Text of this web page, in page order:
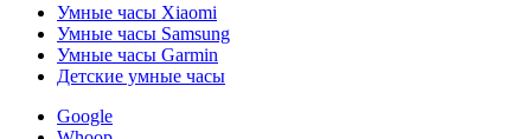
Умные часы Xiaomi
Умные часы Samsung
Умные часы Garmin
Детские умные часы
Google